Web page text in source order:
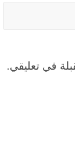
في تعليقي.